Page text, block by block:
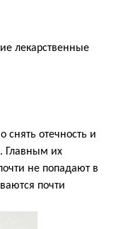
лекарственные
отечность и
Главным их
не попадают в
почти